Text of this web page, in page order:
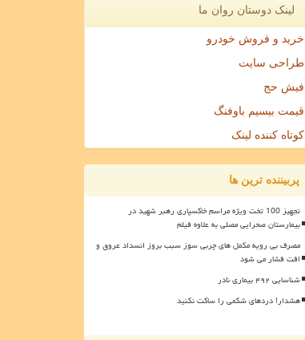
لینک دوستان روان ما
خرید و فروش خودرو
طراحی سایت
فیش حج
قیمت بیسیم باوفنگ
کوتاه کننده لینک
پربیننده ترین ها
تجهیز 100 تخت ویژه مراسم خاکسپاری رهبر شهید در
بیمارستان صحرایی مصلی به علاوه فیلم
مصرف بی رویه مکمل های چربی سوز سبب بروز انسداد عروق و
افت فشار می شود
شناسایی ۴۹۲ بیماری نادر
هشدار! دردهای شکمی را ساکت نکنید